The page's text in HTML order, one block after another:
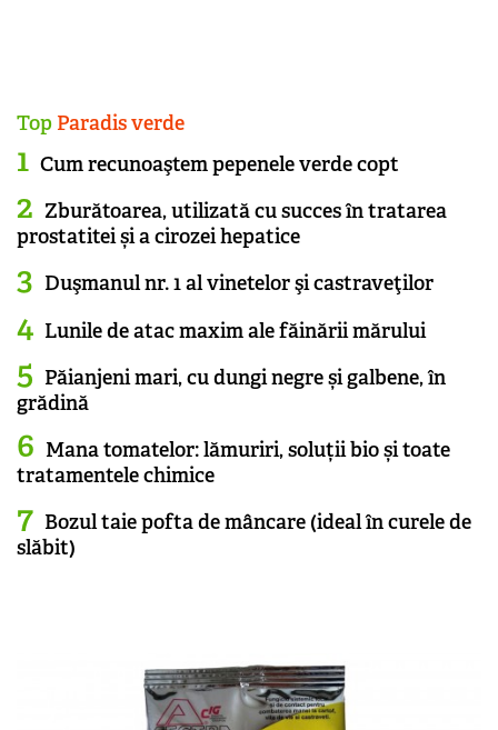
Top Paradis verde
Cum recunoaştem pepenele verde copt
Zburătoarea, utilizată cu succes în tratarea
prostatitei și a cirozei hepatice
Duşmanul nr. 1 al vinetelor şi castraveţilor
Lunile de atac maxim ale făinării mărului
Păianjeni mari, cu dungi negre și galbene, în
grădină
Mana tomatelor: lămuriri, soluții bio și toate
tratamentele chimice
Bozul taie pofta de mâncare (ideal în curele de
slăbit)